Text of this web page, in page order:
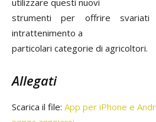
utilizzare questi nuovi
strumenti per offrire
intrattenimento a
particolari categorie di agricoltori.
Allegati
Scarica il file: App per iPhone e